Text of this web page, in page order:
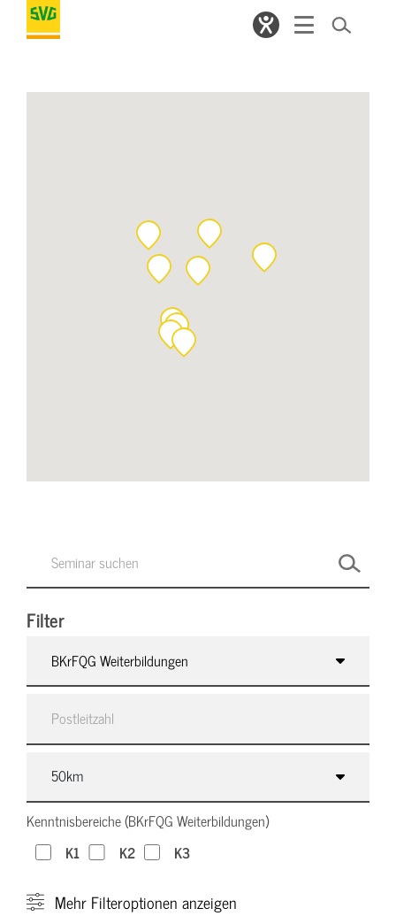
Filter
BKrFQG Weiterbildungen
Kenntnisbereiche (BKrFQG Weiterbildungen)
K1
K2 K3
Mehr Filteroptionen anzeigen